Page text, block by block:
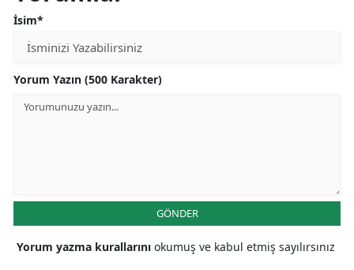
İsim*
Yorum Yazın (500 Karakter)
GÖNDER
Yorum yazma kurallarını okumuş ve kabul etmiş sayılırsınız